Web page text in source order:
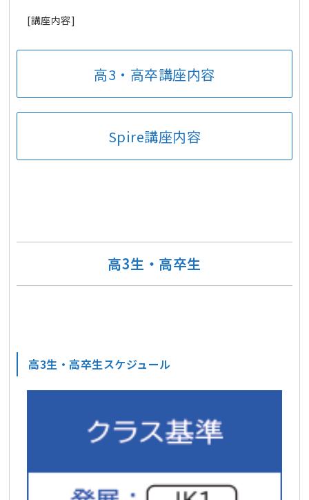
[講座内容]
高3・高卒講座内容
Spire講座内容
高3生・高卒生
高3生・高卒生スケジュール